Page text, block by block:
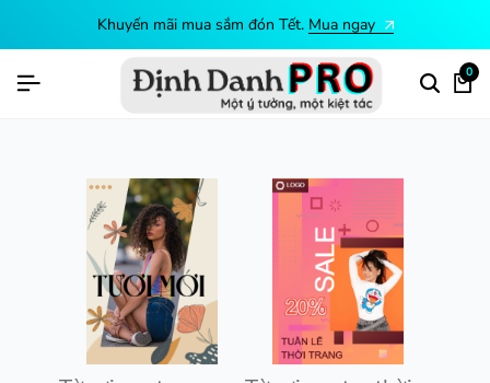
Khuyến mãi mua sắm đón Tết. Mua ngay
0